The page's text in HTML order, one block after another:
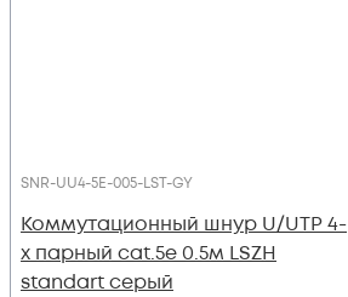
SNR-UU4-5E-005-LST-GY
Коммутационный шнур U/UTP 4-
х парный cat.5e 0.5м LSZH
standart серый